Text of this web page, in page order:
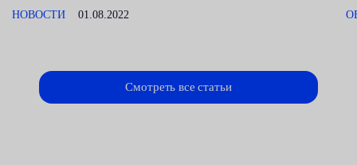
НОВОСТИ 01.08.2022
Смотреть все статьи